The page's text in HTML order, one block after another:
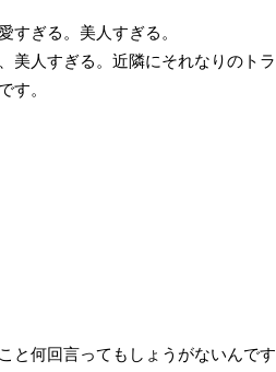
すぎる。美人すぎる。
美人すぎる。近隣にそれなりのトラ
す。
と何回言ってもしょうがないんです